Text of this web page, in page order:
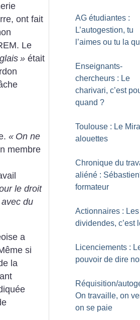
ont fait
Le
» était
« On ne
membre
le droit
du
a
si
la
AG étudiantes :
L’autogestion, tu
l’aimes ou tu la
Enseignants-
chercheurs : Le
charivari, c’est
quand ?
Toulouse : Le
alouettes
Chronique du
aliéné :
formateur
Actionnaires : Les
dividendes, c’est
Licenciements :
pouvoir de dire
Réquisition/
On travaille, on
on se paie